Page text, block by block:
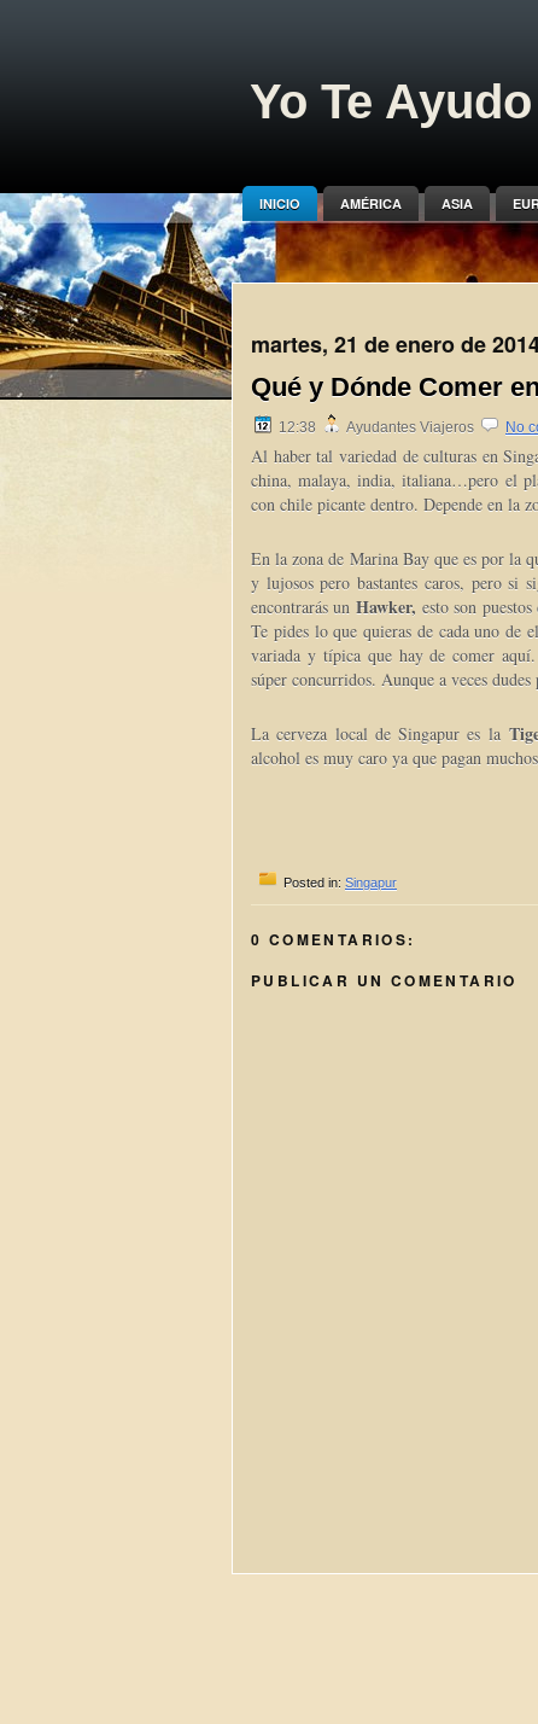
Yo Te
INICIO AMÉRICA ASIA
martes, 21 de enero de
Qué y Dónde Comer
12:38 Ayudantes Viajeros No
Al haber tal variedad de culturas en
china, malaya, india, italiana…pero el
con chile picante dentro. Depende en la
En la zona de Marina Bay que es por la
y lujosos pero bastantes caros, pero si
encontrarás un Hawker, esto son
Te pides lo que quieras de cada uno de
variada y típica que hay de comer
súper concurridos. Aunque a veces
La cerveza local de Singapur es la
alcohol es muy caro ya que pagan
Posted in: Singapur
0 COMENTARIOS:
PUBLICAR UN COMENTARIO